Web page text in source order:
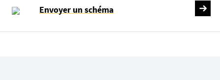
Envoyer un schéma